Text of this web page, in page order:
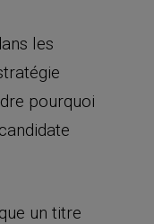
les
pourquoi
un titre